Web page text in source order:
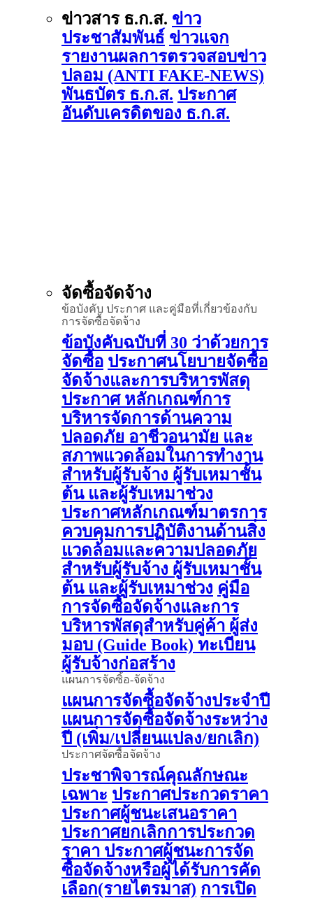
ข่าวสาร ธ.ก.ส. ข่าว
ประชาสัมพันธ์ ข่าวแจก
รายงานผลการตรวจสอบข่าว
ปลอม (ANTI FAKE-NEWS)
พันธบัตร ธ.ก.ส. ประกาศ
อันดับเครดิตของ ธ.ก.ส.
จัดซื้อจัดจ้าง
ข้อบังคับ ประกาศ และคู่มือที่เกี่ยวข้องกับ
การจัดซื้อจัดจ้าง
ข้อบังคับฉบับที่ 30 ว่าด้วยการ
จัดซื้อ ประกาศนโยบายจัดซื้อ
จัดจ้างและการบริหารพัสดุ
ประกาศ หลักเกณฑ์การ
บริหารจัดการด้านความ
ปลอดภัย อาชีวอนามัย และ
สภาพแวดล้อมในการทำงาน
สำหรับผู้รับจ้าง ผู้รับเหมาชั้น
ต้น และผู้รับเหมาช่วง
ประกาศหลักเกณฑ์มาตรการ
ควบคุมการปฏิบัติงานด้านสิ่ง
แวดล้อมและความปลอดภัย
สำหรับผู้รับจ้าง ผู้รับเหมาชั้น
ต้น และผู้รับเหมาช่วง คู่มือ
การจัดซื้อจัดจ้างและการ
บริหารพัสดุสำหรับคู่ค้า ผู้ส่ง
มอบ (Guide Book) ทะเบียน
ผู้รับจ้างก่อสร้าง
แผนการจัดซิ้อ-จัดจ้าง
แผนการจัดซื้อจัดจ้างประจำปี
แผนการจัดซื้อจัดจ้างระหว่าง
ปี (เพิ่ม/เปลี่ยนแปลง/ยกเลิก)
ประกาศจัดซื้อจัดจ้าง
ประชาพิจารณ์คุณลักษณะ
เฉพาะ ประกาศประกวดราคา
ประกาศผู้ชนะเสนอราคา
ประกาศยกเลิกการประกวด
ราคา ประกาศผู้ชนะการจัด
ซื้อจัดจ้างหรือผู้ได้รับการคัด
เลือก(รายไตรมาส) การเปิด